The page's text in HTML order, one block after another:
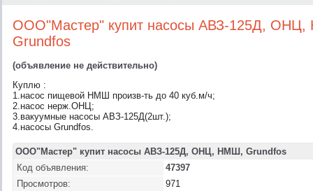
ООО"Мастер" купит насосы АВЗ-125Д,
Grundfos
(объявление не действительно)
Куплю :
1.насос пищевой НМШ произв-ть до 40 куб.м/ч;
2.насос нерж.ОНЦ;
3.вакуумные насосы АВЗ-125Д(2шт.);
4.насосы Grundfos.
ООО"Мастер" купит насосы АВЗ-125Д, ОНЦ, НМШ, Grundfos
Код объявления:
47397
Просмотров:
971